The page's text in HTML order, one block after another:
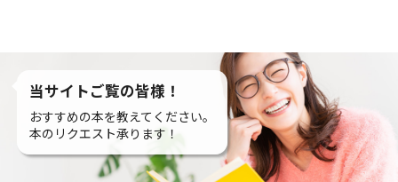
当サイトご覧の皆様！
おすすめの本を教えてください。
本のリクエスト承ります！